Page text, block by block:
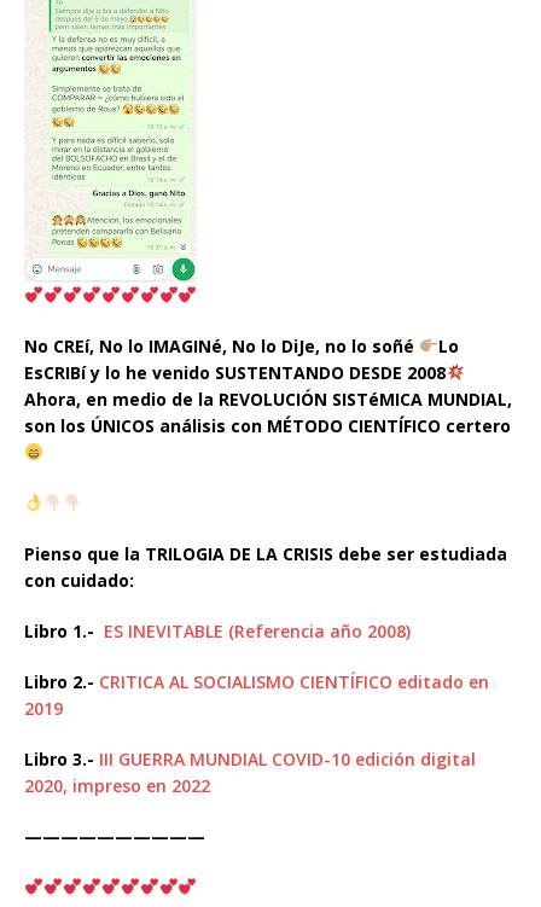
No CREí, No lo IMAGINé, No lo DiJe, no lo soñé
Lo
EsCRIBí y lo he venido SUSTENTANDO DESDE 2008
Ahora, en medio de la REVOLUCIÓN SISTéMICA MUNDIAL,
son los ÚNICOS análisis con MÉTODO CIENTÍFICO certero
Pienso que la TRILOGIA DE LA CRISIS debe ser estudiada
con cuidado:
Libro 1.- ES INEVITABLE (Referencia año 2008)
Libro 2.- CRITICA AL SOCIALISMO CIENTÍFICO editado en
2019
Libro 3.- III GUERRA MUNDIAL COVID-10 edición digital
2020, impreso en 2022
——————————